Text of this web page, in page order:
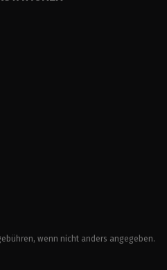
wenn nicht anders angegeben.